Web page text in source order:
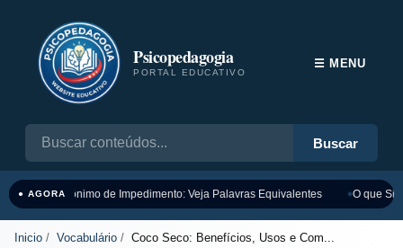
Psicopedagogia
PORTAL EDUCATIVO
Buscar
☰ MENU
● AGORASinônimo de Impedimento: Veja Palavras Equivalentes O que
Inicio Vocabulário Coco Seco: Benefícios, Usos e Com...